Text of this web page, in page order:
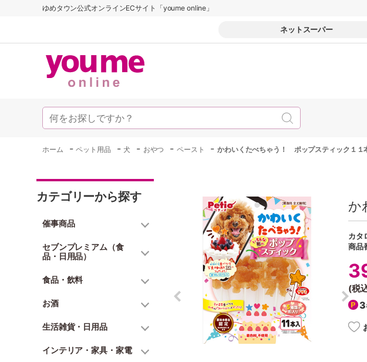
ゆめタウン公式オンラインECサイト「youme online」
ネットスーパー
ホーム -ペット用品 -犬 - おやつ - ペースト -かわいくたべちゃう！ ポップスティック１１
カテゴリーから探す
催事商品
セブンプレミアム（食
品・日用品）
食品・飲料
お酒
生活雑貨・日用品
インテリア・家具・家電
か
カタ
商品
(税
3